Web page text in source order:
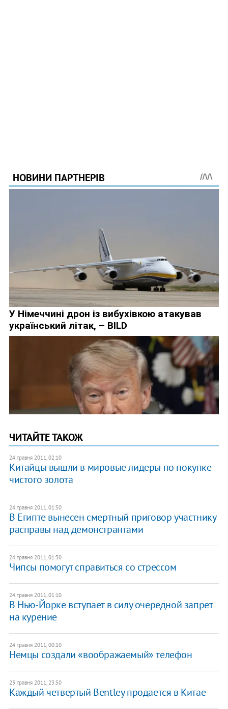
ЧИТАЙТЕ ТАКОЖ
24 травня 2011, 02:10
Китайцы вышли в мировые лидеры по покупке
чистого золота
24 травня 2011, 01:50
В Египте вынесен смертный приговор участнику
расправы над демонстрантами
24 травня 2011, 01:30
Чипсы помогут справиться со стрессом
24 травня 2011, 01:10
В Нью-Йорке вступает в силу очередной запрет
на курение
24 травня 2011, 00:10
Немцы создали «воображаемый» телефон
23 травня 2011, 23:50
Каждый четвертый Bentley продается в Китае